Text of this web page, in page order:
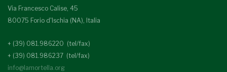
Via Francesco Calise, 45
80075 Forio d'Ischia (NA), Italia
+ (39) 081.986220 (tel/fax)
+ (39) 081.986237 (tel/fax)
info@lamortella.org